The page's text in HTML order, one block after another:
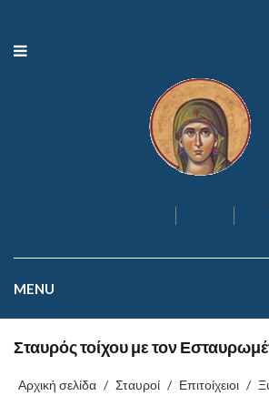
MENU
Σταυρός τοίχου με τον
Αρχική σελίδα / Σταυροί / Επιτοίχειοι /